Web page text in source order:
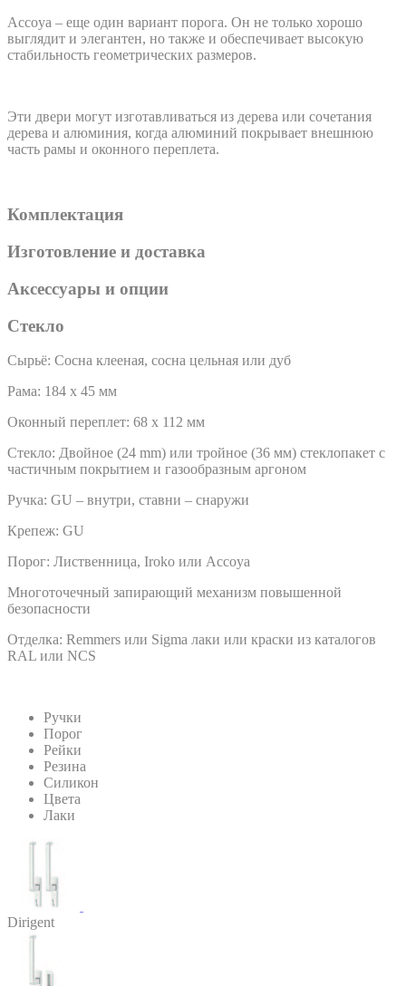
Accoya – еще один вариант порога. Он не только хорошо
выглядит и элегантен, но также и обеспечивает высокую
стабильность геометрических размеров.
Эти двери могут изготавливаться из дерева или сочетания
дерева и алюминия, когда алюминий покрывает внешнюю
часть рамы и оконного переплета.
Комплектация
Изготовление и доставка
Aксессуары и опции
Cтекло
Сырьё: Сосна клееная, cосна цельная или дуб
Рама: 184 x 45 мм
Оконный переплет: 68 x 112 мм
Стекло: Двойное (24 mm) или тройное (36 мм) стеклопакет с
частичным покрытием и газообразным аргоном
Ручка: GU – внутри, ставни – снаружи
Крепеж: GU
Порог: Лиственница, Iroko или Accoya
Многоточечный запирающий механизм повышенной
безопасности
Отделка: Remmers или Sigma лаки или краски из каталогов
RAL или NCS
Pучки
Порог
Pейки
Резина
Cиликон
Цвета
Лаки
Dirigent